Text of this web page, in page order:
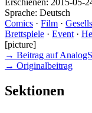
Sprache: Deutsch
Comics · Film ·
Brettspiele · Event ·
[picture]
→ Beitrag auf
→ Originalbeitrag
Sektionen